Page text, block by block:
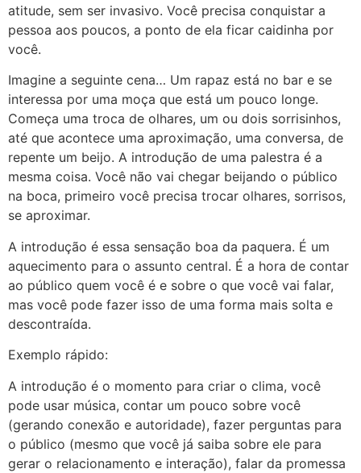
atitude, sem ser invasivo. Você precisa conquistar a
pessoa aos poucos, a ponto de ela ficar caidinha por
você.
Imagine a seguinte cena… Um rapaz está no bar e se
interessa por uma moça que está um pouco longe.
Começa uma troca de olhares, um ou dois sorrisinhos,
até que acontece uma aproximação, uma conversa, de
repente um beijo. A introdução de uma palestra é a
mesma coisa. Você não vai chegar beijando o público
na boca, primeiro você precisa trocar olhares, sorrisos,
se aproximar.
A introdução é essa sensação boa da paquera. É um
aquecimento para o assunto central. É a hora de contar
ao público quem você é e sobre o que você vai falar,
mas você pode fazer isso de uma forma mais solta e
descontraída.
Exemplo rápido:
A introdução é o momento para criar o clima, você
pode usar música, contar um pouco sobre você
(gerando conexão e autoridade), fazer perguntas para
o público (mesmo que você já saiba sobre ele para
gerar o relacionamento e interação), falar da promessa